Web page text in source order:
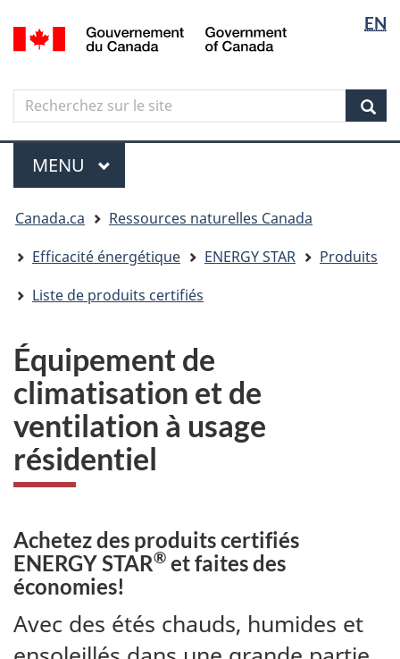
Aller
au
principal
Skip
to
government"
Passer
à
version
simplifiée
langue
EN
Canada
Search
Recherchez
sur
le
site
Menu
MENU PRINCIPAL
êtes
ici
Canada.ca
Ressources naturelles Canada
Efficacité énergétique
ENERGY STAR
Produits
Liste de produits certifiés
Équipement de
climatisation et de
ventilation à usage
résidentiel
Achetez des produits certifiés
ENERGY STAR® et faites des
économies!
Avec des étés chauds, humides et